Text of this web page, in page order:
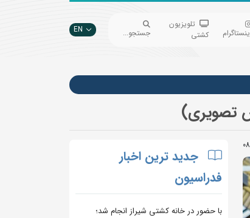
تلویزیون
کشتی
جستجو... EN
تصویری)
جدید ترین اخبار
فدراسیون
با حضور در خانه کشتی شیراز انجام شد؛